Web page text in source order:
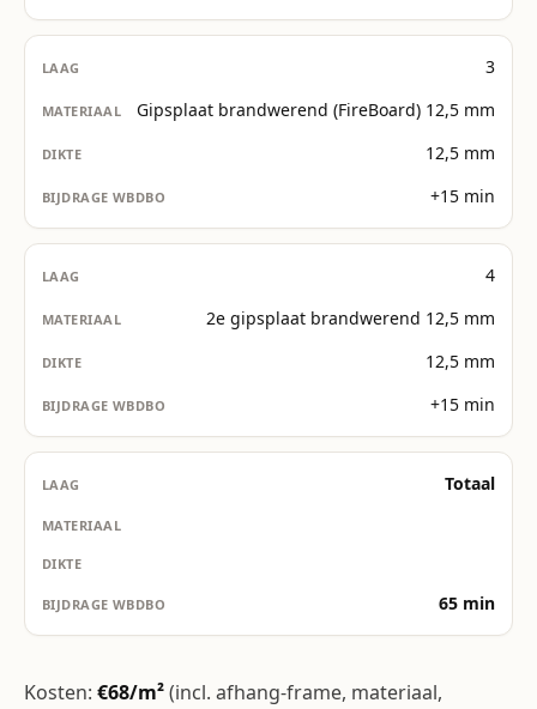
3
Gipsplaat brandwerend (FireBoard) 12,5 mm
12,5 mm
+15 min
4
2e gipsplaat brandwerend 12,5 mm
12,5 mm
+15 min
Totaal
65 min
Kosten: €68/m²(incl. afhang-frame, materiaal,